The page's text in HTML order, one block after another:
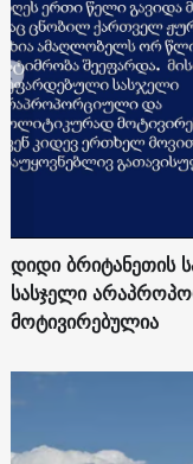
დიდი ბრიტანეთის
სასჯელი
მოტივირებულია